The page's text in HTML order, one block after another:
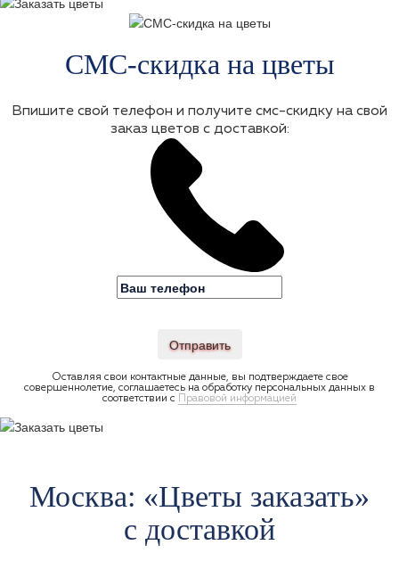
СМС-скидка на цветы
Впишите свой телефон и получите смс-скидку на свой
заказ цветов с доставкой:
Отправить
Оставляя свои контактные данные, вы подтверждаете свое
совершеннолетие, соглашаетесь на обработку персональных данных в
соответствии с
Правовой информацией
Москва: «Цветы заказать»
с доставкой